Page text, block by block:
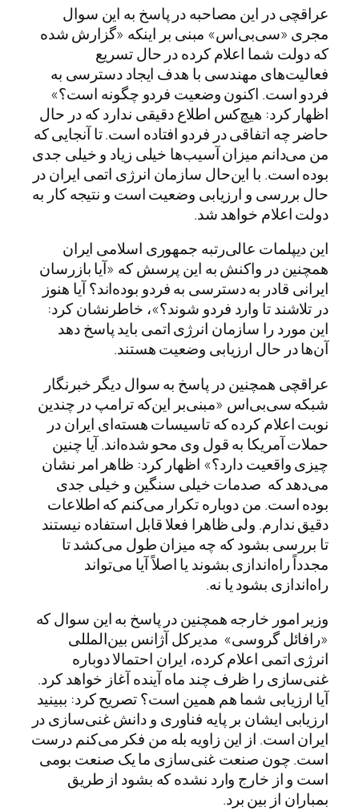
عراقچی در این مصاحبه در پاسخ به این سوال
مجری «سی‌بی‌اس» مبنی بر اینکه «گزارش شده
که دولت شما اعلام کرده در حال تسریع
فعالیت‌های مهندسی با هدف ایجاد دسترسی به
فردو است. اکنون وضعیت فردو چگونه است؟»
اظهار کرد: هیچ‌کس اطلاع دقیقی ندارد که در حال
حاضر چه اتفاقی در فردو افتاده است. تا آنجایی که
من می‌دانم میزان آسیب‌ها خیلی زیاد و خیلی جدی
بوده است. با این‌حال سازمان انرژی اتمی ایران در
حال بررسی و ارزیابی وضعیت است و نتیجه کار به
دولت اعلام خواهد شد.
این دیپلمات عالی‌رتبه جمهوری اسلامی ایران
همچنین در واکنش به این پرسش که «آیا بازرسان
ایرانی قادر به دسترسی به فردو بوده‌اند؟ آیا هنوز
در تلاشند تا وارد فردو شوند؟»، خاطرنشان کرد:
این مورد را سازمان انرژی اتمی باید پاسخ دهد
آن‌ها در حال ارزیابی وضعیت هستند.
عراقچی همچنین در پاسخ به سوال دیگر خبرنگار
شبکه سی‌بی‌اس «مبنی‌بر این‌که ترامپ در چندین
نوبت اعلام کرده که تاسیسات هسته‌ای ایران در
حملات آمریکا به قول وی محو شده‌اند. آیا چنین
چیزی واقعیت دارد؟» اظهار کرد: ظاهر امر نشان
می‌دهد که صدمات خیلی سنگین و خیلی جدی
بوده است. من دوباره تکرار می‌کنم که اطلاعات
دقیق ندارم. ولی ظاهرا فعلا قابل استفاده نیستند
تا بررسی بشود که چه میزان طول می‌کشد تا
مجدداً راه‌اندازی بشوند یا اصلاً آیا می‌تواند
راه‌اندازی بشود یا نه.
وزیر امور خارجه همچنین در پاسخ به این سوال که
«رافائل گروسی» مدیرکل آژانس بین‌المللی
انرژی اتمی اعلام کرده، ایران احتمالا دوباره
غنی‌سازی را ظرف چند ماه آینده آغاز خواهد کرد.
آیا ارزیابی شما هم همین است؟ تصریح کرد: ببینید
ارزیابی ایشان بر پایه فناوری و دانش غنی‌سازی در
ایران است. از این زاویه بله من فکر می‌کنم درست
است. چون صنعت غنی‌سازی ما یک صنعت بومی
است و از خارج وارد نشده که بشود از طریق
بمباران از بین برد.